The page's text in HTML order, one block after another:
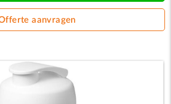
aanvragen